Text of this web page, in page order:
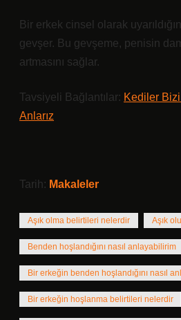
Bir erkek cinsel olarak
gevşer. Bu gevşeme, penisin
artmasını sağlar.
Tavsiyeli Bağlantılar: Kediler
Anlarız
Tarih: Makaleler
Aşık olma belirtileri nelerdir Aşık
Benden hoşlandığını nasıl anlayabilirim
Bir erkeğin benden hoşlandığını nasıl
Bir erkeğin hoşlanma belirtileri nelerdir